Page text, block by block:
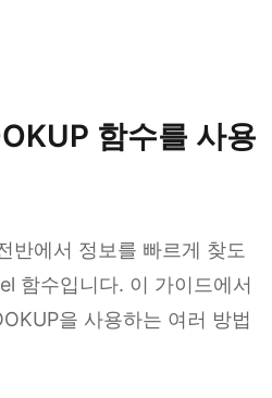
함수를 사용
반에서 정보를 빠르게 찾도
함수입니다. 이 가이드에서
을 사용하는 여러 방법